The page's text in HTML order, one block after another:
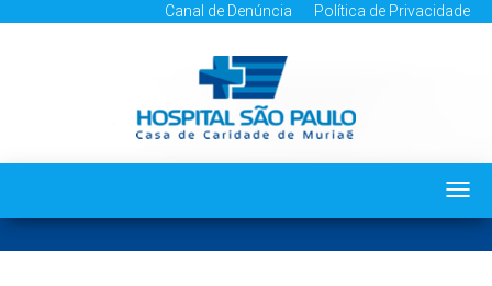
Canal de Denúncia Política de Privacidade